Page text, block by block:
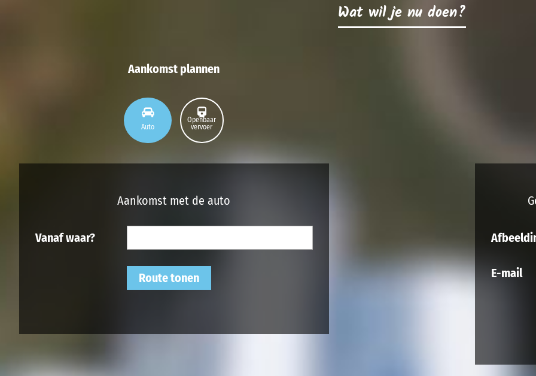
Wat wil je nu doen?
Aankomst plannen
Auto
Openbaar
vervoer
Aankomst met de auto
Vanaf waar?
Route tonen E-mail